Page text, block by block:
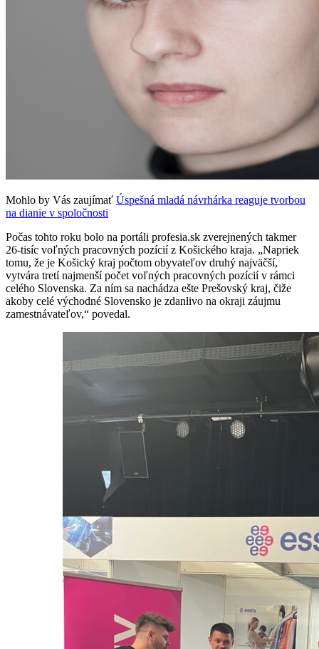
Mohlo by Vás zaujímať Úspešná mladá návrhárka reaguje tvorbou
na dianie v spoločnosti
Počas tohto roku bolo na portáli profesia.sk zverejnených takmer
26-tisíc voľných pracovných pozícií z Košického kraja. „Napriek
tomu, že je Košický kraj počtom obyvateľov druhý najväčší,
vytvára tretí najmenší počet voľných pracovných pozícií v rámci
celého Slovenska. Za ním sa nachádza ešte Prešovský kraj, čiže
akoby celé východné Slovensko je zdanlivo na okraji záujmu
zamestnávateľov,“ povedal.